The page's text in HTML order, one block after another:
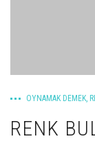
OYNAMAK DEMEK,
RENK